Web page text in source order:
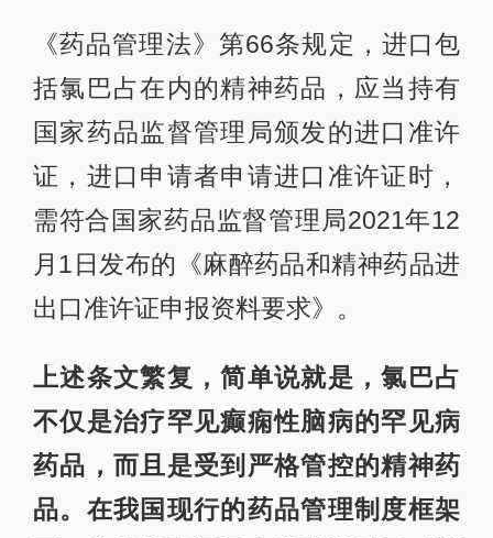
《药品管理法》第66条规定，进口包
括氯巴占在内的精神药品，应当持有
国家药品监督管理局颁发的进口准许
证，进口申请者申请进口准许证时，
需符合国家药品监督管理局2021年12
月1日发布的《麻醉药品和精神药品进
出口准许证申报资料要求》。
上述条文繁复，简单说就是，氯巴占
不仅是治疗罕见癫痫性脑病的罕见病
药品，而且是受到严格管控的精神药
品。在我国现行的药品管理制度框架